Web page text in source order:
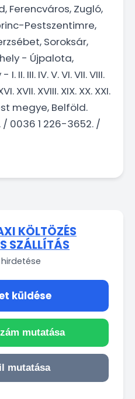
Ferencváros, Zugló,
Pestszentimre,
Soroksár,
- Újpalota,
II. III. IV. V. VI. VII. VIII.
XVII. XVIII. XIX. XX. XXI.
megye, Belföld.
0036 1 226-3652. /
KÖLTÖZÉS
SZÁLLÍTÁS
küldése
mutatása
mutatása